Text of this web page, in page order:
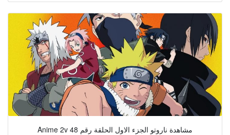
Anime 2v مشاهدة ناروتو الجزء الاول الحلقة رقم 48